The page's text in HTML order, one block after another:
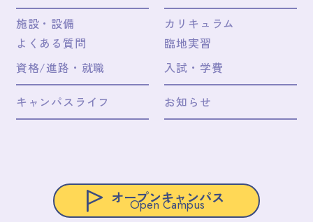
施設・設備
よくある質問
カリキュラム
臨地実習
資格/進路・就職
入試・学費
キャンパスライフ お知らせ
オープンキャンパス
Open Campus